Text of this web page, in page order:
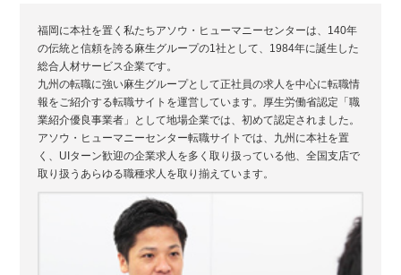
福岡に本社を置く私たちアソウ・ヒューマニーセンターは、140年
の伝統と信頼を誇る麻生グループの1社として、1984年に誕生した
総合人材サービス企業です。
九州の転職に強い麻生グループとして正社員の求人を中心に転職情
報をご紹介する転職サイトを運営しています。厚生労働省認定「職
業紹介優良事業者」として地場企業では、初めて認定されました。
アソウ・ヒューマニーセンター転職サイトでは、九州に本社を置
く、UIターン歓迎の企業求人を多く取り扱っている他、全国支店で
取り扱うあらゆる職種求人を取り揃えています。